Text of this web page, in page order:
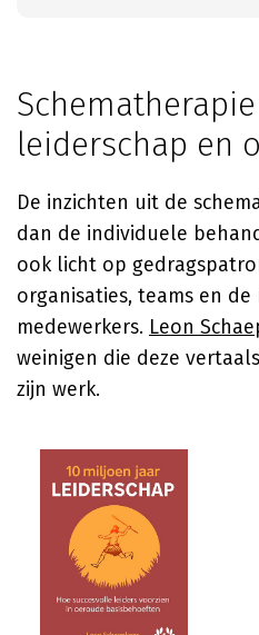
leiderschap en
De inzichten uit de
dan de individuele
ook licht op
organisaties, teams en
medewerkers. Leon
weinigen die deze
zijn werk.